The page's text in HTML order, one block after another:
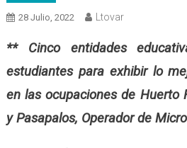
28 Julio, 2022 Ltovar
** Cinco entidades
estudiantes para exhibirlo
en las ocupaciones de Huerto
y Pasapalos, Operador de